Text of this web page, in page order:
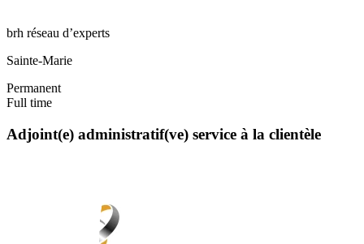
brh réseau d’experts
Sainte-Marie
Permanent
Full time
Adjoint(e) administratif(ve) service à la clientèle